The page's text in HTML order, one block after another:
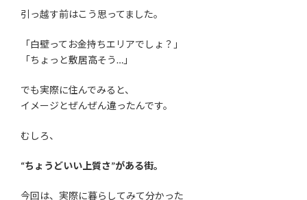
引っ越す前はこう思ってました。
「白壁ってお金持ちエリアでしょ？」
「ちょっと敷居高そう…」
でも実際に住んでみると、
イメージとぜんぜん違ったんです。
むしろ、
“ちょうどいい上質さ”がある街。
今回は、実際に暮らしてみて分かった